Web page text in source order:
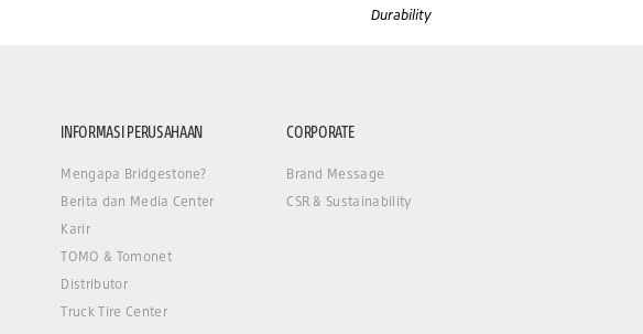
Durability
INFORMASI PERUSAHAAN
Mengapa Bridgestone?
Berita dan Media Center
Karir
TOMO & Tomonet
Distributor
Truck Tire Center
CORPORATE
Brand Message
CSR & Sustainability